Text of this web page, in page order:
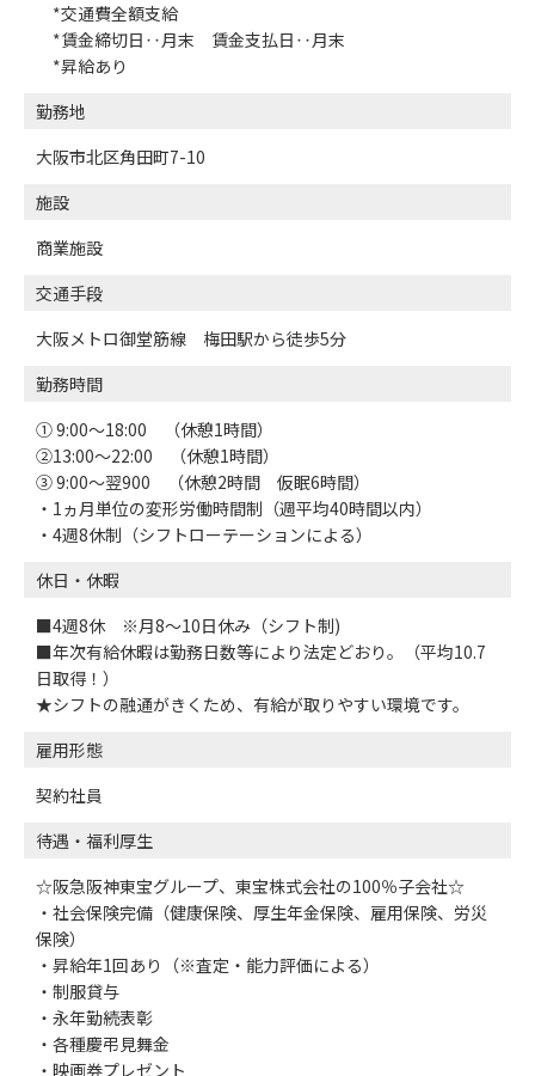
*交通費全額支給
*賃金締切日‥月末 賃金支払日‥月末
*昇給あり
勤務地
大阪市北区角田町7-10
施設
商業施設
交通手段
大阪メトロ御堂筋線 梅田駅から徒歩5分
勤務時間
① 9:00～18:00 （休憩1時間）
②13:00～22:00 （休憩1時間）
③ 9:00～翌900 （休憩2時間 仮眠6時間）
・1ヵ月単位の変形労働時間制（週平均40時間以内）
・4週8休制（シフトローテーションによる）
休日・休暇
■4週8休 ※月8～10日休み（シフト制)
■年次有給休暇は勤務日数等により法定どおり。（平均10.7
日取得！）
★シフトの融通がきくため、有給が取りやすい環境です。
雇用形態
契約社員
待遇・福利厚生
☆阪急阪神東宝グループ、東宝株式会社の100％子会社☆
・社会保険完備（健康保険、厚生年金保険、雇用保険、労災
保険）
・昇給年1回あり（※査定・能力評価による）
・制服貸与
・永年勤続表彰
・各種慶弔見舞金
・映画券プレゼント